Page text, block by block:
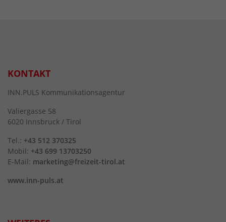
KONTAKT
INN.PULS Kommunikationsagentur
Valiergasse 58
6020 Innsbruck / Tirol
Tel.: +43 512 370325
Mobil: +43 699 13703250
E-Mail: marketing@freizeit-tirol.at
www.inn-puls.at